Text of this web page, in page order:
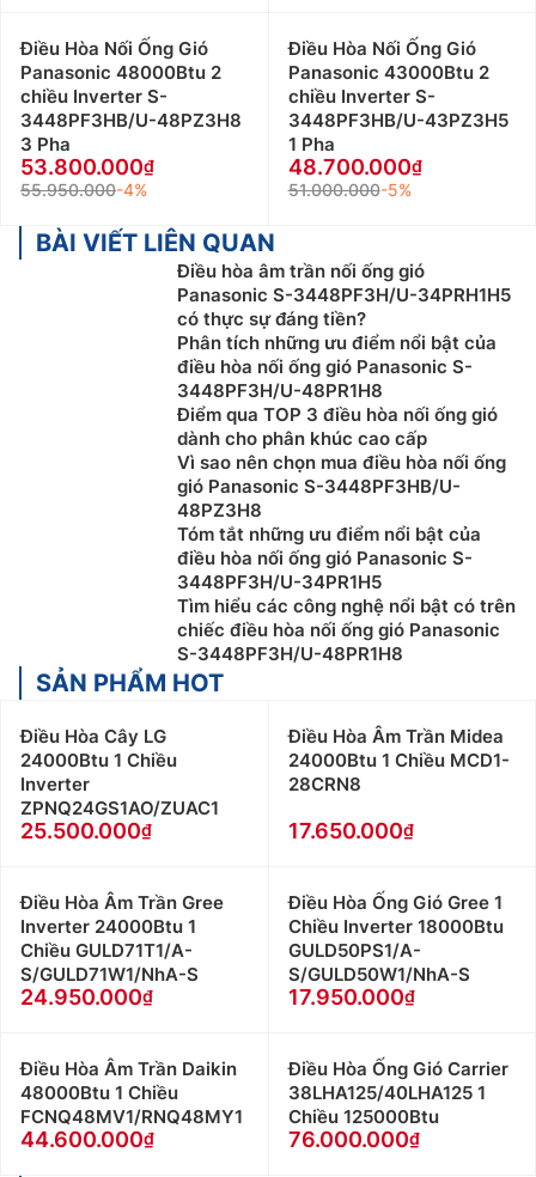
Điều Hòa Nối Ống Gió
Panasonic 48000Btu 2
chiều Inverter S-
3448PF3HB/U-48PZ3H8
3 Pha
53.800.000
55.950.000-4%
Điều Hòa Nối Ống Gió
Panasonic 43000Btu 2
chiều Inverter S-
3448PF3HB/U-43PZ3H5
1 Pha
48.700.000
51.000.000-5%
BÀI VIẾT LIÊN QUAN
Điều hòa âm trần nối ống gió
Panasonic S-3448PF3H/U-34PRH1H5
có thực sự đáng tiền?
Phân tích những ưu điểm nổi bật của
điều hòa nối ống gió Panasonic S-
3448PF3H/U-48PR1H8
Điểm qua TOP 3 điều hòa nối ống gió
dành cho phân khúc cao cấp
Vì sao nên chọn mua điều hòa nối ống
gió Panasonic S-3448PF3HB/U-
48PZ3H8
Tóm tắt những ưu điểm nổi bật của
điều hòa nối ống gió Panasonic S-
3448PF3H/U-34PR1H5
Tìm hiểu các công nghệ nổi bật có trên
chiếc điều hòa nối ống gió Panasonic
S-3448PF3H/U-48PR1H8
SẢN PHẨM HOT
Điều Hòa Cây LG
24000Btu 1 Chiều
Inverter
ZPNQ24GS1AO/ZUAC1
25.500.000
Điều Hòa Âm Trần Midea
24000Btu 1 Chiều MCD1-
28CRN8
17.650.000
Điều Hòa Âm Trần Gree
Inverter 24000Btu 1
Chiều GULD71T1/A-
S/GULD71W1/NhA-S
24.950.000
Điều Hòa Ống Gió Gree 1
Chiều Inverter 18000Btu
GULD50PS1/A-
S/GULD50W1/NhA-S
17.950.000
Điều Hòa Âm Trần Daikin
48000Btu 1 Chiều
FCNQ48MV1/RNQ48MY1
44.600.000
Điều Hòa Ống Gió Carrier
38LHA125/40LHA125 1
Chiều 125000Btu
76.000.000